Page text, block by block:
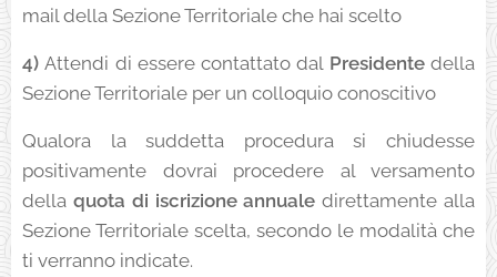
mail della Sezione Territoriale che hai scelto
4)Attendi di essere contattato dal Presidentedella
Sezione Territoriale per un colloquio conoscitivo
Qualora la suddetta procedura si chiudesse
positivamente dovrai procedere al versamento
della quota di iscrizione annuale direttamente alla
Sezione Territoriale scelta, secondo le modalità che
ti verranno indicate.